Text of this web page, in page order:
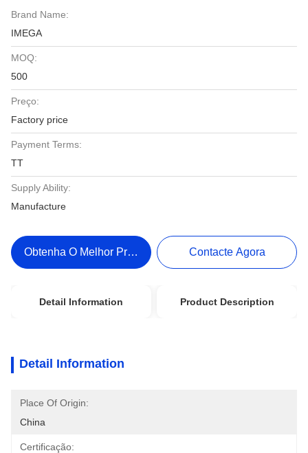
Brand Name:
IMEGA
MOQ:
500
Preço:
Factory price
Payment Terms:
TT
Supply Ability:
Manufacture
Obtenha O Melhor Preço Contacte Agora
Detail Information Product Description
Detail Information
Place Of Origin:
China
Certificação: